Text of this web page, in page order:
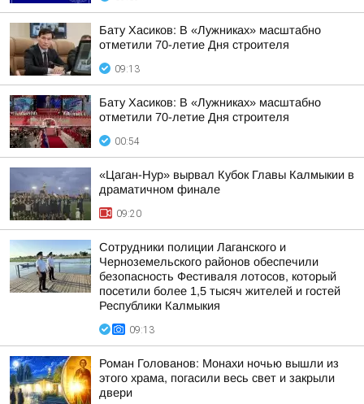
Бату Хасиков: В «Лужниках» масштабно
отметили 70-летие Дня строителя
09:13
Бату Хасиков: В «Лужниках» масштабно
отметили 70-летие Дня строителя
00:54
«Цаган-Нур» вырвал Кубок Главы Калмыкии в
драматичном финале
09:20
Сотрудники полиции Лаганского и
Черноземельского районов обеспечили
безопасность Фестиваля лотосов, который
посетили более 1,5 тысяч жителей и гостей
Республики Калмыкия
09:13
Роман Голованов: Монахи ночью вышли из
этого храма, погасили весь свет и закрыли
двери